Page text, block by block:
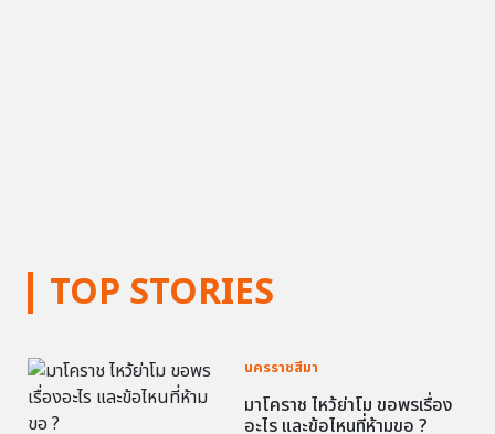
TOP STORIES
นครราชสีมา
มาโคราช ไหว้ย่าโม ขอพรเรื่อง
อะไร และข้อไหนที่ห้ามขอ ?